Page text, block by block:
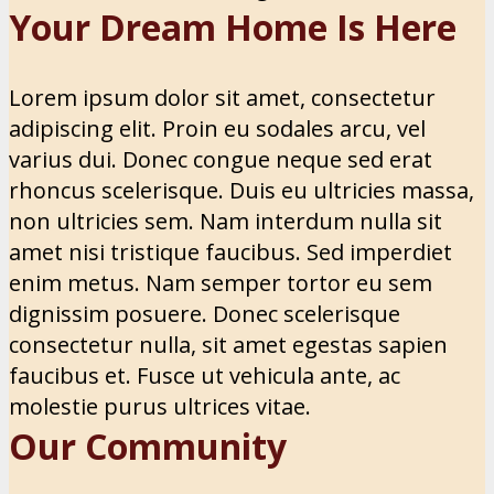
Your Dream Home Is Here
Lorem ipsum dolor sit amet, consectetur
adipiscing elit. Proin eu sodales arcu, vel
varius dui. Donec congue neque sed erat
rhoncus scelerisque. Duis eu ultricies massa,
non ultricies sem. Nam interdum nulla sit
amet nisi tristique faucibus. Sed imperdiet
enim metus. Nam semper tortor eu sem
dignissim posuere. Donec scelerisque
consectetur nulla, sit amet egestas sapien
faucibus et. Fusce ut vehicula ante, ac
molestie purus ultrices vitae.
Our Community